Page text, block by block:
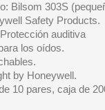
Bilsom 303S
Safety Products.
auditiva
los oídos.
by Honeywell.
10 pares, caja de